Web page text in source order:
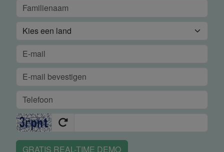
GRATIS REAL-TIME DEMO